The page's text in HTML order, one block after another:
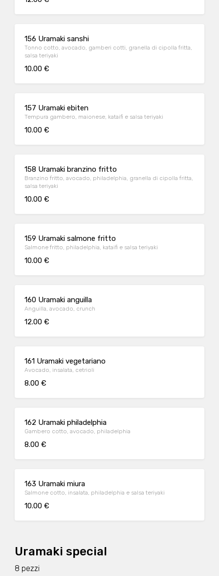
156 Uramaki sanshi
Tonno cotto, avocado, gamberi cotti, granella di cipolla fritta,
salsa teriyaki
10.00 €
157 Uramaki ebiten
Tempura gambero, maionese, kataifi e salsa teriyaki
10.00 €
158 Uramaki branzino fritto
Branzino fritto, avocado, philadelphia, granella di cipolla fritta,
salsa teriyaki
10.00 €
159 Uramaki salmone fritto
Salmone fritto, philadelphia, kataifi e salsa teriyaki
10.00 €
160 Uramaki anguilla
Anguilla, avocado, crunch
12.00 €
161 Uramaki vegetariano
Avocado, insalata, cetrioli
8.00 €
162 Uramaki philadelphia
Gambero cotto, avocado, philadelphia
8.00 €
163 Uramaki miura
Salmone cotto, insalata, philadelphia e salsa teriyaki
10.00 €
Uramaki special
8 pezzi